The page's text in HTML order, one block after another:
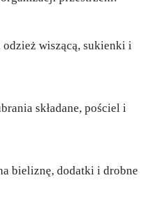
odzież wiszącą, sukienki i
składane, pościel i
bieliznę, dodatki i drobne